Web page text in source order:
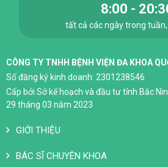
8:00 -
tất cả các ngày trong tuần,
CÔNG TY TNHH BỆNH VIỆN ĐA KHOA
Số đăng ký kinh doanh: 2301238546
Cấp bởi Sở kế hoạch và đầu tư tỉnh Bắc
29 tháng 03 năm 2023
GIỚI THIỆU
BÁC SĨ CHUYÊN KHOA